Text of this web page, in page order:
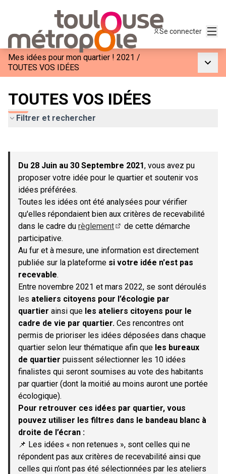
Se connecter
Mes idées pour mon quartier ! 2021 /
TOUTES VOS IDÉES
TOUTES VOS IDÉES
Filtrer et rechercher
−
Du 28 Juin au 30 Septembre 2021, vous avez pu
proposer votre idée pour le quartier et soutenir vos
idées préférées.
Toutes les idées ont été analysées pour vérifier
qu'elles répondaient bien aux critères de recevabilité
dans le cadre du règlement
de cette démarche
participative.
Au fur et à mesure, une information est directement
publiée sur la plateforme si votre idée n'est pas
recevable.
Entre novembre 2021 et mars 2022, se sont déroulés
les ateliers citoyens pour l’écologie par
quartier ainsi que les ateliers citoyens pour le
cadre de vie par quartier. Ces rencontres ont
permis de prioriser les idées déposées dans chaque
quartier selon leur thématique afin que les bureaux
de quartier puissent sélectionner les 10 idées
finalistes qui seront soumises au vote des habitants
par quartier (dont la moitié au moins auront une portée
écologique).
Pour retrouver ces idées par quartier, vous
pouvez utiliser les filtres dans le bandeau blanc à
droite de l’écran :
📌 Les idées « non retenues », sont celles qui ne
répondent pas aux critères de recevabilité ainsi que
celles qui n’ont pas été sélectionnées par les ateliers